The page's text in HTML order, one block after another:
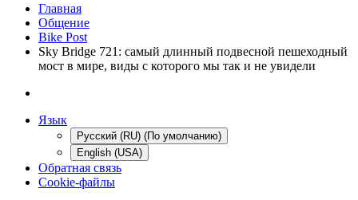
Главная
Общение
Bike Post
Sky Bridge 721: самый длинный подвесной пешеходный
мост в мире, виды с которого мы так и не увидели
Язык
Русский (RU) (По умолчанию)
English (USA)
Обратная связь
Cookie-файлы